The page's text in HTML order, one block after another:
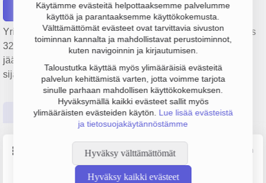
Käytämme evästeitä helpottaaksemme palvelumme
käyttöä ja parantaaksemme käyttökokemusta.
Välttämättömät evästeet ovat tarvittavia sivuston
toiminnan kannalta ja mahdollistavat perustoiminnot,
kuten navigoinnin ja kirjautumisen.
Taloustutka käyttää myös ylimääräisiä evästeitä
palvelun kehittämistä varten, jotta voimme tarjota
sinulle parhaan mahdollisen käyttökokemuksen.
Hyväksymällä kaikki evästeet sallit myös
ylimääräisten evästeiden käytön. Lue lisää evästeistä
ja tietosuojakäytännöstämme
Hyväksy välttämättömät
Hyväksy kaikki evästeet
Raportit
Yrityksen Biowin Karelia Oy liikevaihto on 805 000 € ja tulos
327 000 €. Sen päätoimiala on Lämmön, höyryn ja
jäähdytyksen tuotanto ja jakelu, perustamisvuosi 2008 ja
sijainti Kontiolahti. Yrityksen yhtiömuoto Osakeyhtiö (OY).
Perustiedot Tilinpäätösluvut Päättäjätiedot
Lähde: YTJ, PRH, Traficom
Puhelin